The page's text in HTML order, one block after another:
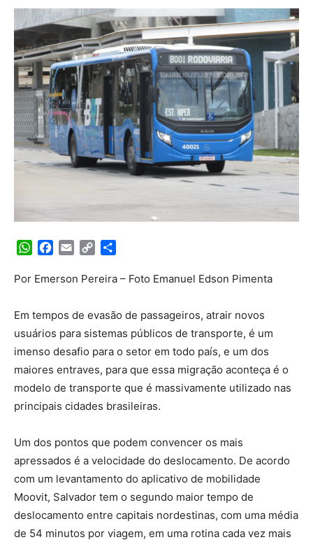
WhatsApp
Facebook
Email Copy
Por Emerson Pereira – Foto Emanuel Edson Pimenta
Em tempos de evasão de passageiros, atrair novos
usuários para sistemas públicos de transporte, é um
imenso desafio para o setor em todo país, e um dos
maiores entraves, para que essa migração aconteça é o
modelo de transporte que é massivamente utilizado nas
principais cidades brasileiras.
Um dos pontos que podem convencer os mais
apressados é a velocidade do deslocamento. De acordo
com um levantamento do aplicativo de mobilidade
Moovit, Salvador tem o segundo maior tempo de
deslocamento entre capitais nordestinas, com uma média
de 54 minutos por viagem, em uma rotina cada vez mais